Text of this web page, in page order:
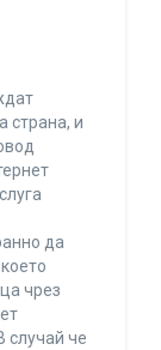
страна, и
да
чрез
случай че